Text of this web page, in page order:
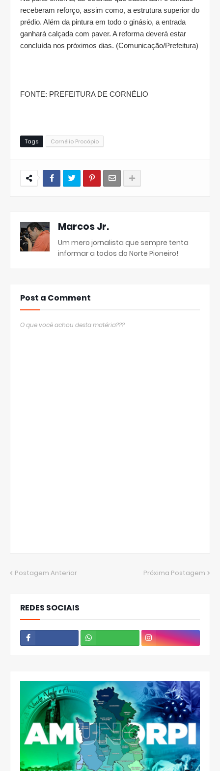
receberam reforço, assim como, a estrutura superior do
prédio. Além da pintura em todo o ginásio, a entrada
ganhará calçada com paver. A reforma deverá estar
concluída nos próximos dias. (Comunicação/Prefeitura)
FONTE: PREFEITURA DE CORNÉLIO
Tags Cornélio Procópio
Marcos Jr.
Um mero jornalista que sempre tenta
informar a todos do Norte Pioneiro!
Post a Comment
O que você achou desta matéria???
Postagem Anterior Próxima Postagem
REDES SOCIAIS